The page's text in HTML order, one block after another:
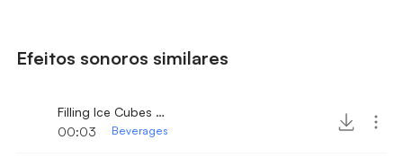
Efeitos sonoros similares
Filling Ice Cubes in Drinking Glass 3
00:03
Beverages